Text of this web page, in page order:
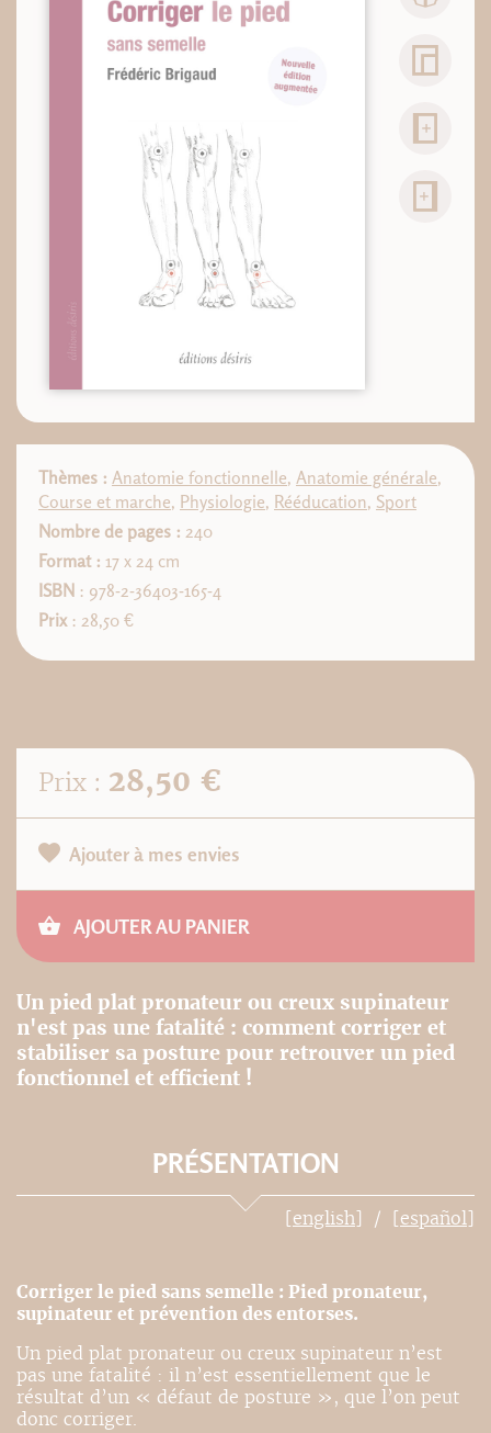
Thèmes : Anatomie fonctionnelle, Anatomie générale,
Course et marche, Physiologie, Rééducation, Sport
Nombre de pages : 240
Format : 17 x 24 cm
ISBN : 978-2-36403-165-4
Prix: 28,50 €
Prix : 28,50 €
Ajouter à mes envies
AJOUTER AU PANIER
Un pied plat pronateur ou creux supinateur
n'est pas une fatalité : comment corriger et
stabiliser sa posture pour retrouver un pied
fonctionnel et efficient !
PRÉSENTATION
[english] [español]
Corriger le pied sans semelle : Pied pronateur,
supinateur et prévention des entorses.
Un pied plat pronateur ou creux supinateur n’est
pas une fatalité : il n’est essentiellement que le
résultat d’un « défaut de posture », que l’on peut
donc corriger.